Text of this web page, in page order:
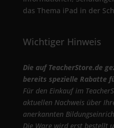
das Thema iPad in der
Wichtiger Hinweis
Die auf TeacherStore.de
bereits spezielle Rabatte
Für den Einkauf im
aktuellen Nachweis über
anerkannten
Die Ware wird erst bestellt